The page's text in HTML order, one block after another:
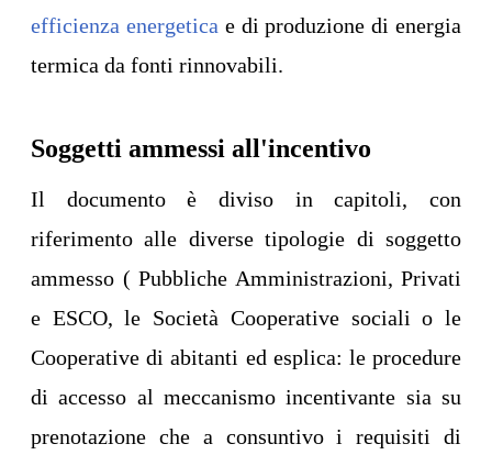
efficienza energeticae di produzione di energia
termica da fonti rinnovabili.
Soggetti ammessi all'incentivo
Il documento è diviso in capitoli, con
riferimento alle diverse tipologie di soggetto
ammesso ( Pubbliche Amministrazioni, Privati
e ESCO, le Società Cooperative sociali o le
Cooperative di abitanti ed esplica: le procedure
di accesso al meccanismo incentivante sia su
prenotazione che a consuntivo i requisiti di